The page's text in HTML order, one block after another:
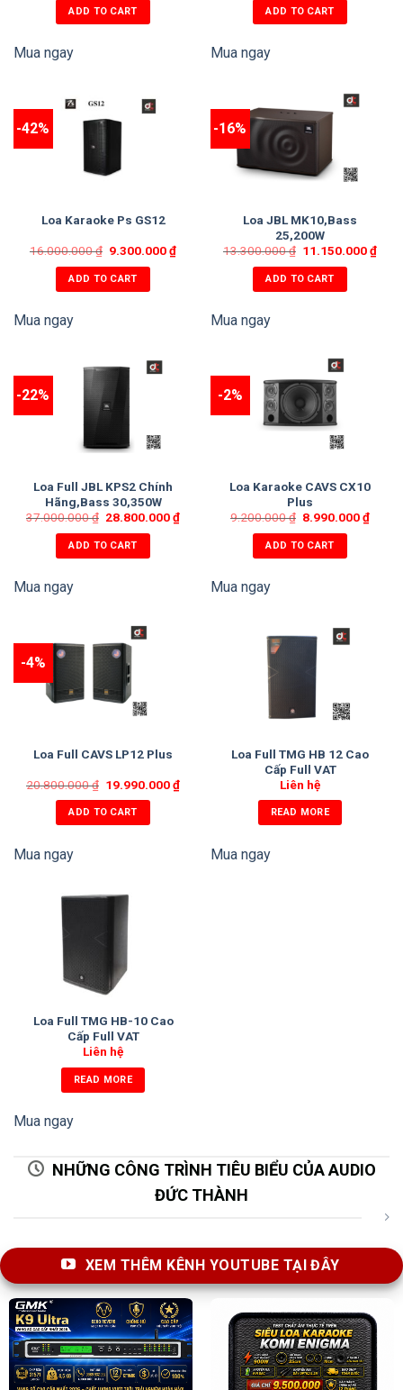
ADD TO CART
Mua ngay
ADD TO CART
Mua ngay
-42%
Loa Karaoke Ps GS12
16.000.000₫ 9.300.000₫
ADD TO CART
Mua ngay
-16%
Loa JBL MK10,Bass
25,200W
13.300.000₫ 11.150.000₫
ADD TO CART
Mua ngay
-22%
Loa Full JBL KPS2 Chính
Hãng,Bass 30,350W
37.000.000₫ 28.800.000₫
ADD TO CART
Mua ngay
-2%
Loa Karaoke CAVS CX10
Plus
9.200.000₫ 8.990.000₫
ADD TO CART
Mua ngay
-4%
Loa Full CAVS LP12 Plus
20.800.000₫ 19.990.000₫
ADD TO CART
Mua ngay
Loa Full TMG HB 12 Cao
Cấp Full VAT
Liên hệ
READ MORE
Mua ngay
Loa Full TMG HB-10 Cao
Cấp Full VAT
Liên hệ
READ MORE
Mua ngay
NHỮNG CÔNG TRÌNH TIÊU BIỂU CỦA AUDIO
ĐỨC THÀNH
XEM THÊM KÊNH YOUTUBE TẠI ĐÂY